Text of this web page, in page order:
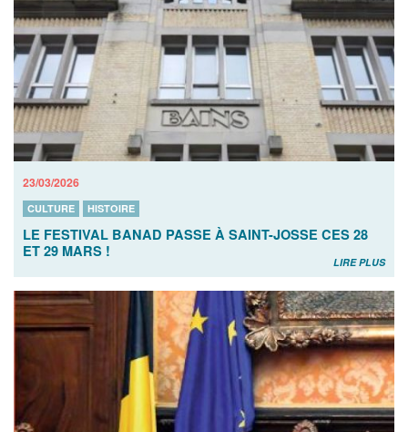
23/03/2026
CULTURE HISTOIRE
LE FESTIVAL BANAD PASSE À SAINT-JOSSE CES 28
ET 29 MARS !
LIRE PLUS